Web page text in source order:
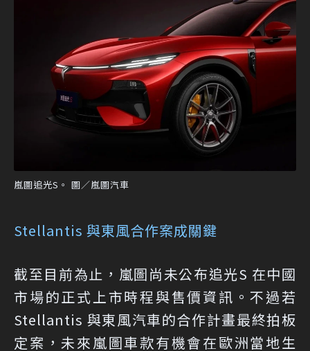
嵐圖追光S。 圖／嵐圖汽車
Stellantis 與東風合作案成關鍵
截至目前為止，嵐圖尚未公布追光S 在中國
市場的正式上市時程與售價資訊。不過若
Stellantis 與東風汽車的合作計畫最終拍板
定案，未來嵐圖車款有機會在歐洲當地生